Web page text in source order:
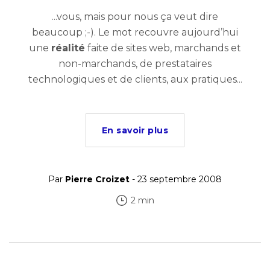
...vous, mais pour nous ça veut dire
beaucoup ;-). Le mot recouvre aujourd’hui
une réalité faite de sites web, marchands et
non-marchands, de prestataires
technologiques et de clients, aux pratiques...
En savoir plus
Par Pierre Croizet - 23 septembre 2008
2 min